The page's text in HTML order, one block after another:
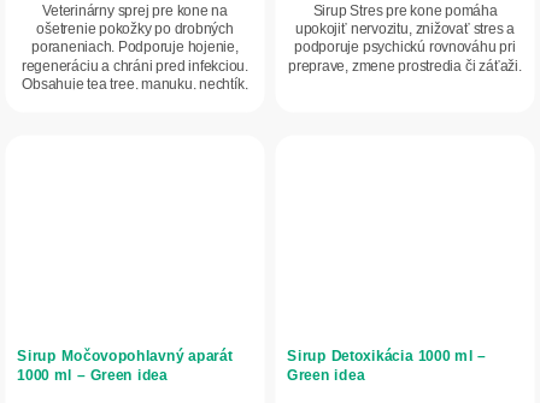
Veterinárny sprej pre kone na
ošetrenie pokožky po drobných
poraneniach. Podporuje hojenie,
regeneráciu a chráni pred infekciou.
Obsahuje tea tree, manuku, nechtík,
Sirup Stres pre kone pomáha
upokojiť nervozitu, znižovať stres a
podporuje psychickú rovnováhu pri
preprave, zmene prostredia či záťaži.
Sirup Močovopohlavný aparát
1000 ml – Green idea
Sirup Detoxikácia 1000 ml –
Green idea